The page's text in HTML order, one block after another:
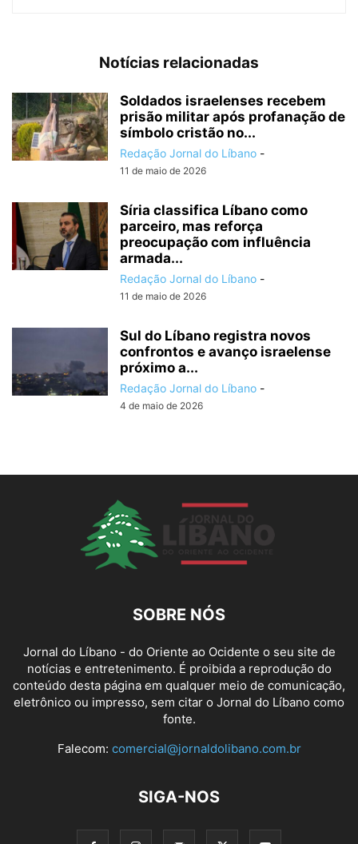
Notícias relacionadas
Soldados israelenses recebem
prisão militar após profanação de
símbolo cristão no...
Redação Jornal do Líbano -
11 de maio de 2026
Síria classifica Líbano como
parceiro, mas reforça
preocupação com influência
armada...
Redação Jornal do Líbano -
11 de maio de 2026
Sul do Líbano registra novos
confrontos e avanço israelense
próximo a...
Redação Jornal do Líbano -
4 de maio de 2026
SOBRE NÓS
Jornal do Líbano - do Oriente ao Ocidente o seu site de
notícias e entretenimento. É proibida a reprodução do
conteúdo desta página em qualquer meio de comunicação,
eletrônico ou impresso, sem citar o Jornal do Líbano como
fonte.
Falecom: comercial@jornaldolibano.com.br
SIGA-NOS